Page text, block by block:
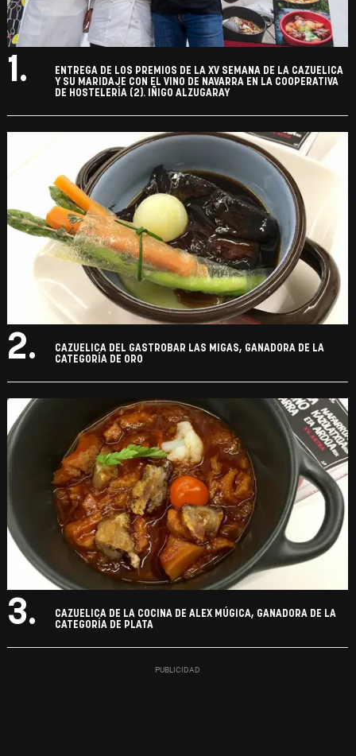
1.
ENTREGA DE LOS PREMIOS DE LA XV SEMANA DE LA CAZUELICA
Y SU MARIDAJE CON EL VINO DE NAVARRA EN LA COOPERATIVA
DE HOSTELERÍA (2). IÑIGO ALZUGARAY
2.
CAZUELICA DEL GASTROBAR LAS MIGAS, GANADORA DE LA
CATEGORÍA DE ORO
3.
CAZUELICA DE LA COCINA DE ALEX MÚGICA, GANADORA DE LA
CATEGORÍA DE PLATA